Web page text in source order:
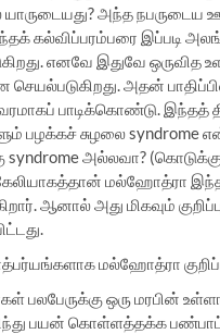
யாருடையது? அந்த
கல்விப்பரம்பரை இப்படி
எனவே இதுவே ஒருவித
அதன்
பாடிக்கொண்டு. இந்தத்
பழக்கச் சுழலை syndrome
அல்லவா?
மல்ஹோத்ரா
ஆனால் அது மிகவும்
மல்ஹோத்ரா
பலபேருக்கு ஒரு மரபின்
பயன் கொள்ளத்தக்க